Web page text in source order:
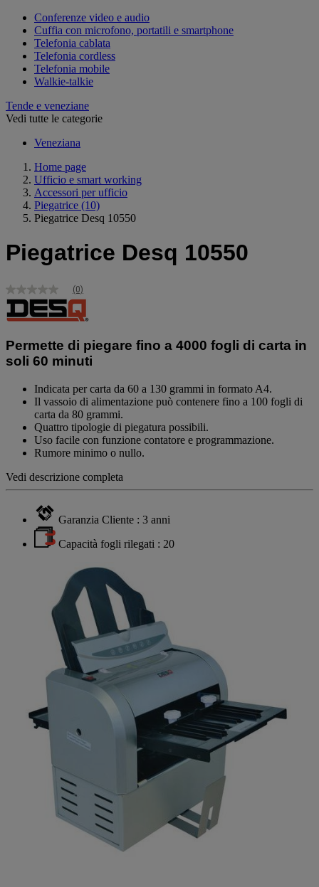
Conferenze video e audio
Cuffia con microfono, portatili e smartphone
Telefonia cablata
Telefonia cordless
Telefonia mobile
Walkie-talkie
Tende e veneziane
Vedi tutte le categorie
Veneziana
Home page
Ufficio e smart working
Accessori per ufficio
Piegatrice (10)
Piegatrice Desq 10550
Piegatrice Desq 10550
Nessuna
valutazione
Stesso
alla
pagina.
(0)
Permette di piegare fino a 4000 fogli di carta in
soli 60 minuti
Indicata per carta da 60 a 130 grammi in formato A4.
Il vassoio di alimentazione può contenere fino a 100 fogli di
carta da 80 grammi.
Quattro tipologie di piegatura possibili.
Uso facile con funzione contatore e programmazione.
Rumore minimo o nullo.
Vedi descrizione completa
Garanzia Cliente : 3 anni
Capacità fogli rilegati : 20